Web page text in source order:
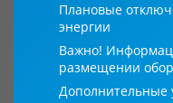
Плановые
энергии
Важно!
размещении
Дополнительные